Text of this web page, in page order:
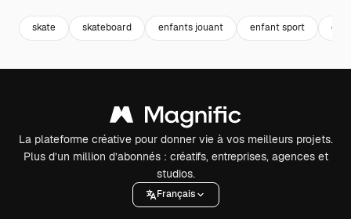
skate skateboard enfants jouant enfant sport
La plateforme créative pour donner vie à vos meilleurs projets.
Plus d’un million d’abonnés : créatifs, entreprises, agences et
studios.
Français